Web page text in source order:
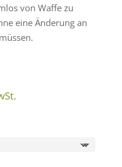
von Waffe zu
eine Änderung an